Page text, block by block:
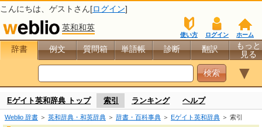
こんにちは、 ゲスト さん[ログイン]
英和和英
ホーム
ログイン
使い方
辞書 例文 質問箱 単語帳 診断 翻訳
もっと
見る
▼
Eゲイト英和辞典 トップ 索引 ランキング ヘルプ
Weblio 辞書 ＞ 英和辞典・和英辞典 ＞ 辞書・百科事典 ＞ Eゲイト英和辞典 ＞ 索引